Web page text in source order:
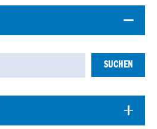
SUCHEN